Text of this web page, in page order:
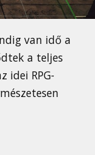
van idő a
a teljes
idei RPG-